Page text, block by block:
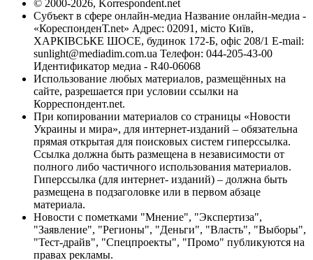
© 2000-2026, Korrespondent.net
Субъект в сфере онлайн-медиа Название онлайн-медиа -
«КореспонденТ.net» Адрес: 02091, місто Київ,
ХАРКІВСЬКЕ ШОСЕ, будинок 172-Б, офіс 208/1 E-mail:
sunlight@mediadim.com.ua Телефон: 044-205-43-00
Идентификатор медиа - R40-06068
Использование любых материалов, размещённых на
сайте, разрешается при условии ссылки на
Корреспондент.net.
При копировании материалов со страницы «Новости
Украины и мира», для интернет-изданий – обязательна
прямая открытая для поисковых систем гиперссылка.
Ссылка должна быть размещена в независимости от
полного либо частичного использования материалов.
Гиперссылка (для интернет- изданий) – должна быть
размещена в подзаголовке или в первом абзаце
материала.
Новости с пометками "Мнение", "Экспертиза",
"Заявление", "Регионы", "Деньги", "Власть", "Выборы",
"Тест-драйв", "Спецпроекты", "Промо" публикуются на
правах рекламы.